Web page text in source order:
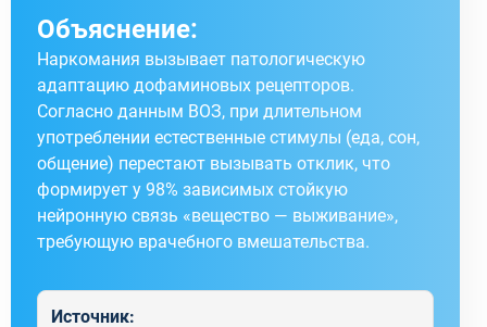
Объяснение:
Наркомания вызывает патологическую
адаптацию дофаминовых рецепторов.
Согласно данным ВОЗ, при длительном
употреблении естественные стимулы (еда, сон,
общение) перестают вызывать отклик, что
формирует у 98% зависимых стойкую
нейронную связь «вещество — выживание»,
требующую врачебного вмешательства.
Источник: